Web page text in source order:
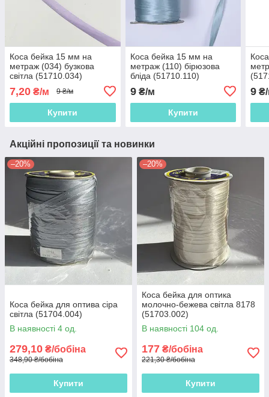
Коса бейка 15 мм на
метраж (034) бузкова
світла (51710.034)
7,20 ₴/м 9 ₴/м
Купити
Коса бейка 15 мм на
метраж (110) бірюзова
бліда (51710.110)
9₴/м
Купити
9
Акційні пропозиції та новинки
–20%
Коса бейка для оптива сіра
світла (51704.004)
В наявності 4 од.
279,10 ₴/бобіна
348,90 ₴/бобіна
Купити
–20%
Коса бейка для оптика
молочно-бежева світла 8178
(51703.002)
В наявності 104 од.
177 ₴/бобіна
221,30 ₴/бобіна
Купити